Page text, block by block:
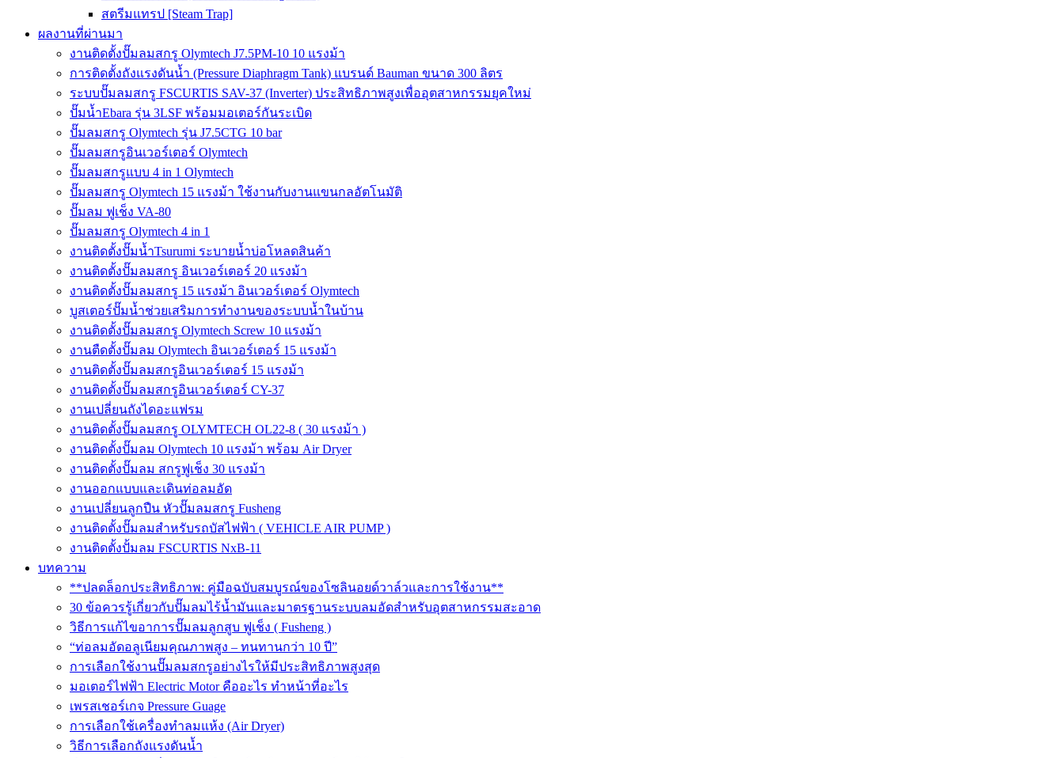
สตรีมแทรป [Steam Trap]
ผลงานที่ผ่านมา
งานติดตั้งปั๊มลมสกรู Olymtech J7.5PM-10 10 แรงม้า
การติดตั้งถังแรงดันน้ำ (Pressure Diaphragm Tank) แบรนด์ Bauman ขนาด 300 ลิตร
ระบบปั๊มลมสกรู FSCURTIS SAV-37 (Inverter) ประสิทธิภาพสูงเพื่ออุตสาหกรรมยุคใหม่
ปั๊มน้ำEbara รุ่น 3LSF พร้อมมอเตอร์กันระเบิด
ปั๊มลมสกรู Olymtech รุ่น J7.5CTG 10 bar
ปั๊มลมสกรูอินเวอร์เตอร์ Olymtech
ปั๊มลมสกรูแบบ 4 in 1 Olymtech
ปั๊มลมสกรู Olymtech 15 แรงม้า ใช้งานกับงานแขนกลอัตโนมัติ
ปั๊มลม ฟูเช็ง VA-80
ปั๊มลมสกรู Olymtech 4 in 1
งานติดตั้งปั๊มน้ำTsurumi ระบายน้ำบ่อโหลดสินค้า
งานติดตั้งปั๊มลมสกรู อินเวอร์เตอร์ 20 แรงม้า
งานติดตั้งปั๊มลมสกรู 15 แรงม้า อินเวอร์เตอร์ Olymtech
บูสเตอร์ปั๊มน้ำช่วยเสริมการทำงานของระบบน้ำในบ้าน
งานติดตั้งปั๊มลมสกรู Olymtech Screw 10 แรงม้า
งานตืดตั้งปั๊มลม Olymtech อินเวอร์เตอร์ 15 แรงม้า
งานติดตั้งปั๊มลมสกรูอินเวอร์เตอร์ 15 แรงม้า
งานติดตั้งปั๊มลมสกรูอินเวอร์เตอร์ CY-37
งานเปลี่ยนถังไดอะแฟรม
งานติดตั้งปั๊มลมสกรู OLYMTECH OL22-8 ( 30 แรงม้า )
งานติดตั้งปั๊มลม Olymtech 10 แรงม้า พร้อม Air Dryer
งานติดตั้งปั๊มลม สกรูฟูเช็ง 30 แรงม้า
งานออกแบบและเดินท่อลมอัด
งานเปลี่ยนลูกปืน หัวปั๊มลมสกรู Fusheng
งานติดตั้งปั๊มลมสำหรับรถบัสไฟฟ้า ( VEHICLE AIR PUMP )
งานติดตั้งปั้มลม FSCURTIS NxB-11
บทความ
**ปลดล็อกประสิทธิภาพ: คู่มือฉบับสมบูรณ์ของโซลินอยด์วาล์วและการใช้งาน**
30 ข้อควรรู้เกี่ยวกับปั๊มลมไร้น้ำมันและมาตรฐานระบบลมอัดสำหรับอุตสาหกรรมสะอาด
วิธีการแก้ไขอาการปั๊มลมลูกสูบ ฟูเช็ง ( Fusheng )
“ท่อลมอัดอลูเนียมคุณภาพสูง – ทนทานกว่า 10 ปี”
การเลือกใช้งานปั๊มลมสกรูอย่างไรให้มีประสิทธิภาพสูงสุด
มอเตอร์ไฟฟ้า Electric Motor คืออะไร ทำหน้าที่อะไร
เพรสเชอร์เกจ Pressure Guage
การเลือกใช้เครื่องทำลมแห้ง (Air Dryer)
วิธีการเลือกถังแรงดันน้ำ